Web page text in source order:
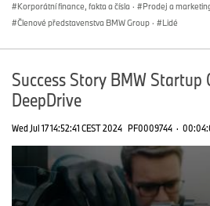
Korporátní finance, fakta a čísla · Prodej a
Členové představenstva BMW Group · Lidé
Success Story BMW Startup
DeepDrive
Wed Jul 17 14:52:41 CEST 2024 PF0009744 ·